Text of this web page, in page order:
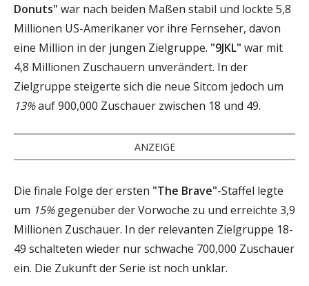
Donuts" war nach beiden Maßen stabil und lockte 5,8
Millionen US-Amerikaner vor ihre Fernseher, davon
eine Million in der jungen Zielgruppe. "9JKL" war mit
4,8 Millionen Zuschauern unverändert. In der
Zielgruppe steigerte sich die neue Sitcom jedoch um
13%auf 900,000 Zuschauer zwischen 18 und 49.
ANZEIGE
Die finale Folge der ersten "The Brave"-Staffel legte
um 15%gegenüber der Vorwoche zu und erreichte 3,9
Millionen Zuschauer. In der relevanten Zielgruppe 18-
49 schalteten wieder nur schwache 700,000 Zuschauer
ein. Die Zukunft der Serie ist noch unklar.